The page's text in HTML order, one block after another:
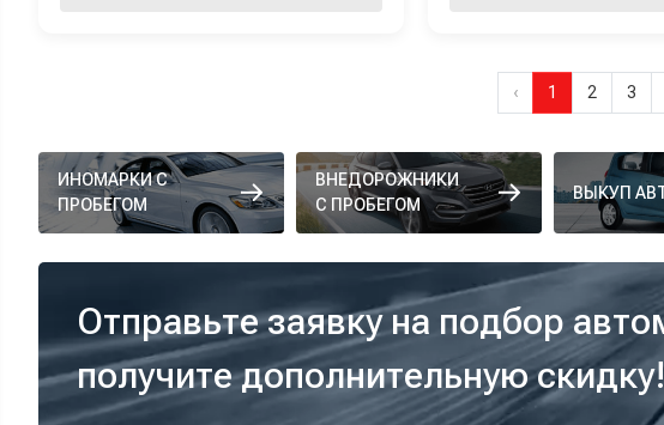
‹ 1 2 3
ИНОМАРКИ С
ПРОБЕГОМ
ВНЕДОРОЖНИКИ
С ПРОБЕГОМ
ВЫКУП
Отправьте заявку на подбор
получите дополнительную